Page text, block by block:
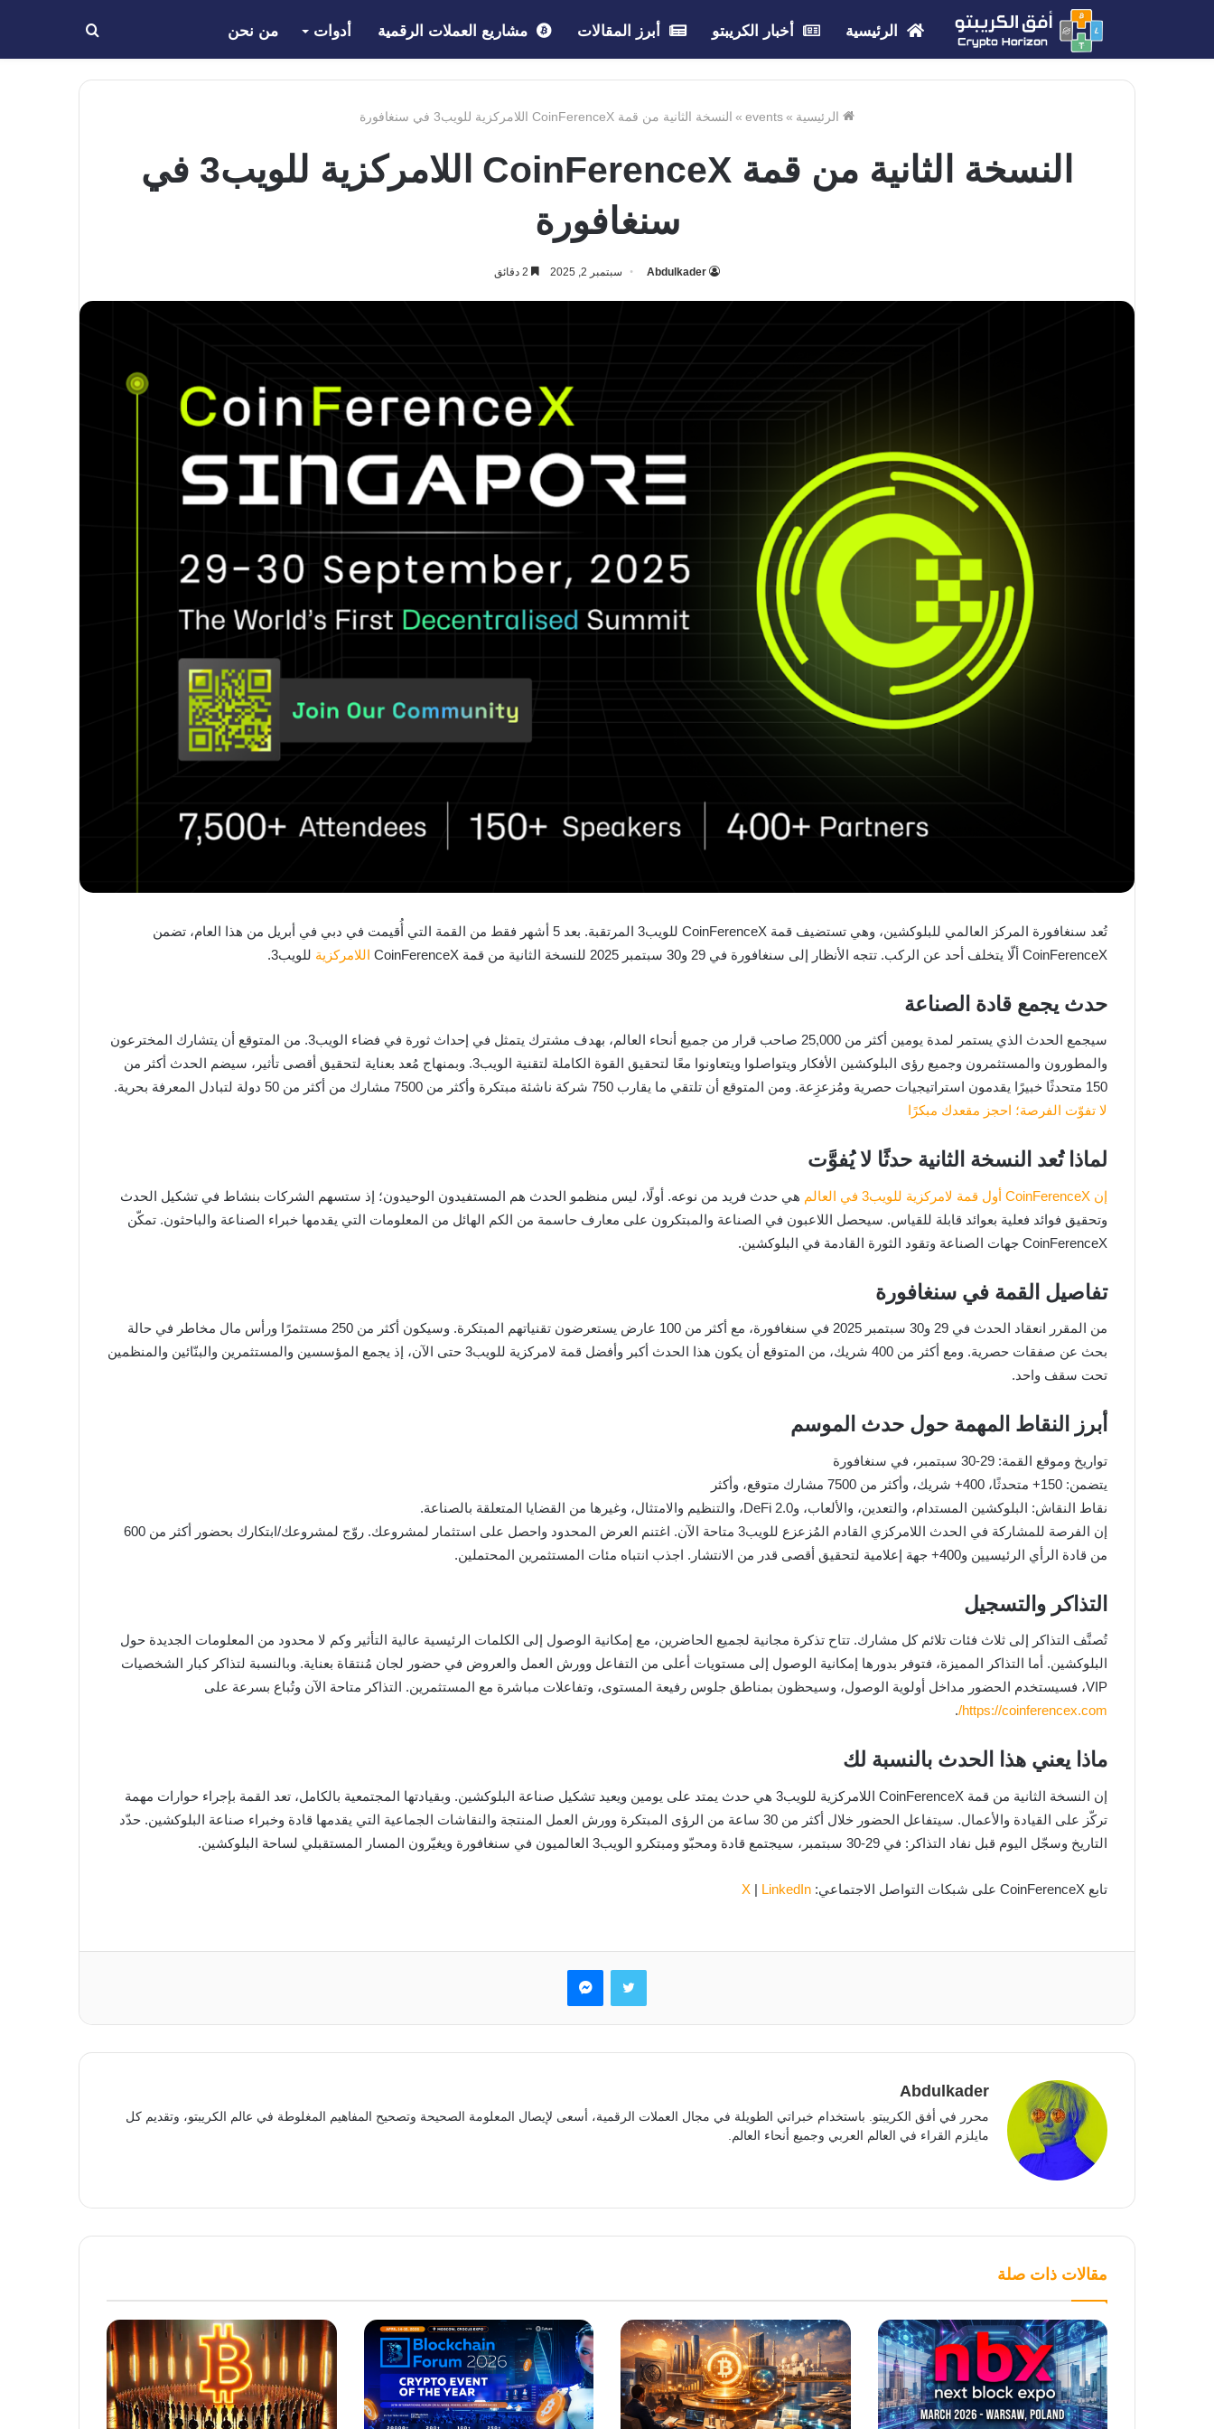
الرئيسية أخبار الكريبتو أبرز المقالات مشاريع العملات الرقمية أدوات من نحن بحث
عن
الرئيسية »
events
» النسخة الثانية من قمة CoinFerenceX اللامركزية للويب3 في سنغافورة
النسخة الثانية من قمة CoinFerenceX اللامركزية للويب3 في
سنغافورة
Abdulkader سبتمبر 2, 2025
تُعد سنغافورة المركز العالمي للبلوكشين، وهي تستضيف قمة CoinFerenceX للويب3 المرتقبة. بعد 5 أشهر فقط من القمة التي أُقيمت في دبي في أبريل من هذا العام، تضمن
CoinFerenceX ألّا يتخلف أحد عن الركب. تتجه الأنظار إلى سنغافورة في 29 و30 سبتمبر 2025 للنسخة الثانية من قمة CoinFerenceX
اللامركزية للويب3.
حدث يجمع قادة الصناعة
سيجمع الحدث الذي يستمر لمدة يومين أكثر من 25,000 صاحب قرار من جميع أنحاء العالم، بهدف مشترك يتمثل في إحداث ثورة في فضاء الويب3. من المتوقع أن يتشارك المخترعون
والمطورون والمستثمرون وجميع رؤى البلوكشين الأفكار ويتواصلوا ويتعاونوا معًا لتحقيق القوة الكاملة لتقنية الويب3. وبمنهاج مُعد بعناية لتحقيق أقصى تأثير، سيضم الحدث أكثر من
150 متحدثًا خبيرًا يقدمون استراتيجيات حصرية ومُزعزِعة. ومن المتوقع أن تلتقي ما يقارب 750 شركة ناشئة مبتكرة وأكثر من 7500 مشارك من أكثر من 50 دولة لتبادل المعرفة بحرية.
لا تفوّت الفرصة؛ احجز مقعدك مبكرًا
لماذا تُعد النسخة الثانية حدثًا لا يُفوَّت
إن CoinFerenceX أول قمة لامركزية للويب3 في العالم
هي حدث فريد من نوعه. أولًا، ليس منظمو الحدث هم المستفيدون الوحيدون؛ إذ ستسهم الشركات بنشاط في تشكيل الحدث
وتحقيق فوائد فعلية بعوائد قابلة للقياس. سيحصل اللاعبون في الصناعة والمبتكرون على معارف حاسمة من الكم الهائل من المعلومات التي يقدمها خبراء الصناعة والباحثون. تمكّن
CoinFerenceX جهات الصناعة وتقود الثورة القادمة في البلوكشين.
تفاصيل القمة في سنغافورة
من المقرر انعقاد الحدث في 29 و30 سبتمبر 2025 في سنغافورة، مع أكثر من 100 عارض يستعرضون تقنياتهم المبتكرة. وسيكون أكثر من 250 مستثمرًا ورأس مال مخاطر في حالة
بحث عن صفقات حصرية. ومع أكثر من 400 شريك، من المتوقع أن يكون هذا الحدث أكبر وأفضل قمة لامركزية للويب3 حتى الآن، إذ يجمع المؤسسين والمستثمرين والبنّائين والمنظمين
تحت سقف واحد.
أبرز النقاط المهمة حول حدث الموسم
تواريخ وموقع القمة: 29-30 سبتمبر، في سنغافورة
يتضمن: 150+ متحدثًا، 400+ شريك، وأكثر من 7500 مشارك متوقع، وأكثر
نقاط النقاش: البلوكشين المستدام، والتعدين، والألعاب، وDeFi 2.0، والتنظيم والامتثال، وغيرها من القضايا المتعلقة بالصناعة.
إن الفرصة للمشاركة في الحدث اللامركزي القادم المُزعزع للويب3 متاحة الآن. اغتنم العرض المحدود واحصل على استثمار لمشروعك. روّج لمشروعك/ابتكارك بحضور أكثر من 600
من قادة الرأي الرئيسيين و400+ جهة إعلامية لتحقيق أقصى قدر من الانتشار. اجذب انتباه مئات المستثمرين المحتملين.
التذاكر والتسجيل
تُصنَّف التذاكر إلى ثلاث فئات تلائم كل مشارك. تتاح تذكرة مجانية لجميع الحاضرين، مع إمكانية الوصول إلى الكلمات الرئيسية عالية التأثير وكم لا محدود من المعلومات الجديدة حول
البلوكشين. أما التذاكر المميزة، فتوفر بدورها إمكانية الوصول إلى مستويات أعلى من التفاعل وورش العمل والعروض في حضور لجان مُنتقاة بعناية. وبالنسبة لتذاكر كبار الشخصيات
VIP، فسيستخدم الحضور مداخل أولوية الوصول، وسيحظون بمناطق جلوس رفيعة المستوى، وتفاعلات مباشرة مع المستثمرين. التذاكر متاحة الآن وتُباع بسرعة على
https://coinferencex.com/
.
ماذا يعني هذا الحدث بالنسبة لك
إن النسخة الثانية من قمة CoinFerenceX اللامركزية للويب3 هي حدث يمتد على يومين ويعيد تشكيل صناعة البلوكشين. وبقيادتها المجتمعية بالكامل، تعد القمة بإجراء حوارات مهمة
تركّز على القيادة والأعمال. سيتفاعل الحضور خلال أكثر من 30 ساعة من الرؤى المبتكرة وورش العمل المنتجة والنقاشات الجماعية التي يقدمها قادة وخبراء صناعة البلوكشين. حدّد
التاريخ وسجّل اليوم قبل نفاد التذاكر: في 29-30 سبتمبر، سيجتمع قادة ومحبّو ومبتكرو الويب3 العالميون في سنغافورة ويغيّرون المسار المستقبلي لساحة البلوكشين.
تابع CoinFerenceX على شبكات التواصل الاجتماعي: X | LinkedIn
تويتر ماسنجر
Abdulkader
محرر في أفق الكريبتو. باستخدام خبراتي الطويلة في مجال العملات الرقمية، أسعى لإيصال المعلومة الصحيحة وتصحيح المفاهيم المغلوطة في عالم الكريبتو، وتقديم كل
مايلزم القراء في العالم العربي وجميع أنحاء العالم.
مقالات ذات صلة